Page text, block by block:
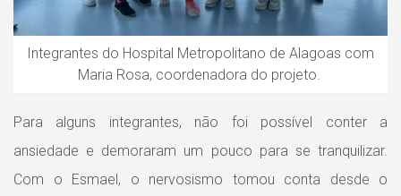
Integrantes do Hospital Metropolitano de Alagoas com
Maria Rosa, coordenadora do projeto.
Para alguns integrantes, não foi possível conter a
ansiedade e demoraram um pouco para se tranquilizar.
Com o Esmael, o nervosismo tomou conta desde o